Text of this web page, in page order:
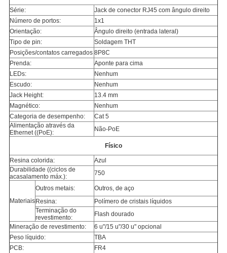
Série:
Jack de conector RJ45 com ângulo direito
Número de portos:
1x1
Orientação:
Ângulo direito (entrada lateral)
Tipo de pin:
Soldagem THT
Posições/contatos carregados 8P8C
Prenda:
Aponte para cima
LEDs:
Nenhum
Escudo:
Nenhum
Jack Height:
13.4 mm
Magnético:
Nenhum
Categoria de desempenho:
Cat 5
Alimentação através da
Ethernet ((PoE):
Não-PoE
Físico
Resina colorida:
Azul
Durabilidade ((ciclos de
acasalamento máx.):
750
Materiais
Outros metais:
Outros, de aço
Resina:
Polímero de cristais líquidos
Terminação do
revestimento:
Flash dourado
Mineração de revestimento:
6 u"/15 u"/30 u" opcional
Peso líquido:
TBA
PCB:
FR4